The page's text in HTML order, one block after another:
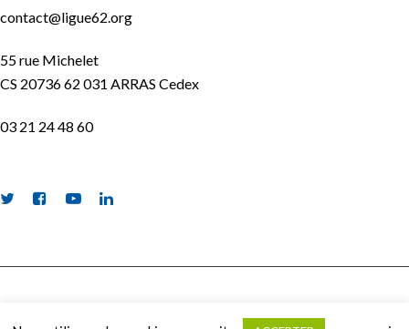
contact@ligue62.org
55 rue Michelet
CS 20736 62 031 ARRAS Cedex
03 21 24 48 60